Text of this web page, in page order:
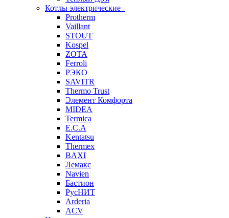
Котлы электрические
Protherm
Vaillant
STOUT
Kospel
ZOTA
Ferroli
РЭКО
SAVITR
Thermo Trust
Элемент Комфорта
MIDEA
Termica
E.C.A
Kentatsu
Thermex
BAXI
Лемакс
Navien
Бастион
РусНИТ
Arderia
ACV